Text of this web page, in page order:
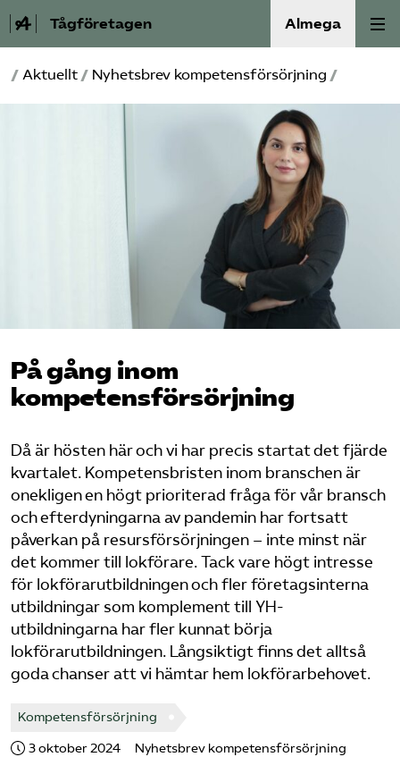
Tågföretagen Almega
Aktuellt
Mina sidor (almega.se)
Logga in på Arbetsgivarguiden
Sök på tagforetagen.se
/ Aktuellt / Nyhetsbrev kompetensförsörjning /
På gång inom
kompetensförsörjning
Då är hösten här och vi har precis startat det fjärde
kvartalet. Kompetensbristen inom branschen är
onekligen en högt prioriterad fråga för vår bransch
och efterdyningarna av pandemin har fortsatt
påverkan på resursförsörjningen – inte minst när
det kommer till lokförare. Tack vare högt intresse
för lokförarutbildningen och fler företagsinterna
utbildningar som komplement till YH-
utbildningarna har fler kunnat börja
lokförarutbildningen. Långsiktigt finns det alltså
goda chanser att vi hämtar hem lokförarbehovet.
Kompetensförsörjning
3 oktober 2024 Nyhetsbrev kompetensförsörjning